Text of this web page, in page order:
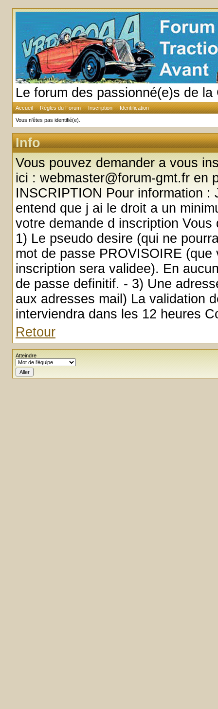
Le forum des passionné(e)s de
Accueil Règles du Forum Inscription Identification
Vous n'êtes pas identifié(e).
Info
Vous pouvez demander a vous
ici : webmaster@forum-gmt.fr en
INSCRIPTION Pour information
entend que j ai le droit a un
votre demande d inscription
1) Le pseudo desire (qui ne
mot de passe PROVISOIRE
inscription sera validee). En
de passe definitif. - 3) Une
aux adresses mail) La validation
interviendra dans les 12 heures
Retour
Atteindre